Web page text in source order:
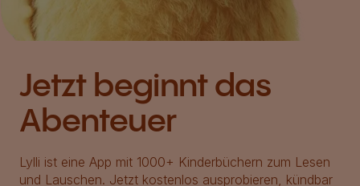
Jetzt beginnt das
Abenteuer
Lylli ist eine App mit 1000+ Kinderbüchern zum Lesen
und Lauschen. Jetzt kostenlos ausprobieren, kündbar